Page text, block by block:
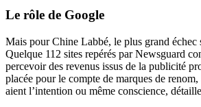
Le rôle de Google
Mais pour Chine Labbé, le plus grand échec
Quelque 112 sites repérés par Newsguard
percevoir des revenus issus de la publicité
placée pour le compte de marques de renom,
aient l’intention ou même conscience,